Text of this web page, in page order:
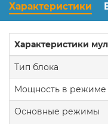
Характеристики
Характеристики
Тип блока
Мощность в режиме
Основные режимы